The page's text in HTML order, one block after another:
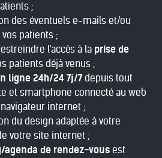
;
des éventuels e-mails et/ou
vos patients ;
l'accès à la prise de
patients déjà venus ;
ligne 24h/24 7j/7depuis tout
et smartphone connecté au web
internet ;
du design adaptée à votre
votre site internet ;
agenda de rendez-vous est